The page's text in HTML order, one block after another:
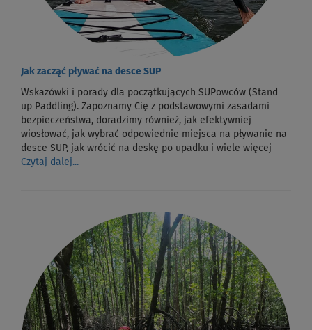
Jak zacząć pływać na desce SUP
Wskazówki i porady dla początkujących SUPowców (Stand
up Paddling). Zapoznamy Cię z podstawowymi zasadami
bezpieczeństwa, doradzimy również, jak efektywniej
wiosłować, jak wybrać odpowiednie miejsca na pływanie na
desce SUP, jak wrócić na deskę po upadku i wiele więcej
Czytaj dalej...